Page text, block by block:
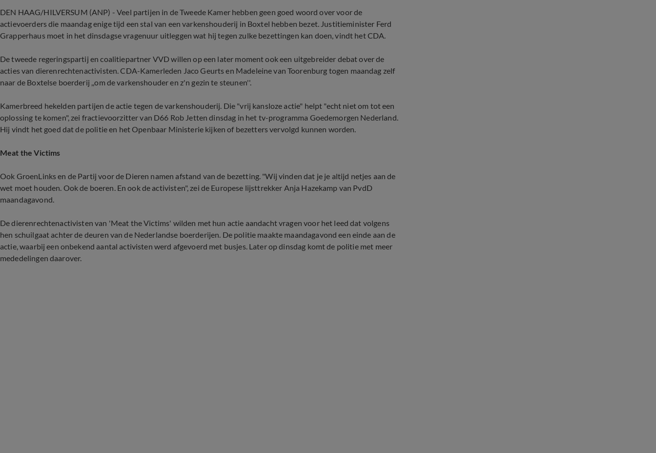
DEN HAAG/HILVERSUM (ANP) - Veel partijen in de Tweede Kamer hebben geen goed woord over voor de
actievoerders die maandag enige tijd een stal van een varkenshouderij in Boxtel hebben bezet. Justitieminister Ferd
Grapperhaus moet in het dinsdagse vragenuur uitleggen wat hij tegen zulke bezettingen kan doen, vindt het CDA.
De tweede regeringspartij en coalitiepartner VVD willen op een later moment ook een uitgebreider debat over de
acties van dierenrechtenactivisten. CDA-Kamerleden Jaco Geurts en Madeleine van Toorenburg togen maandag zelf
naar de Boxtelse boerderij ,,om de varkenshouder en z'n gezin te steunen''.
Kamerbreed hekelden partijen de actie tegen de varkenshouderij. Die "vrij kansloze actie" helpt "echt niet om tot een
oplossing te komen", zei fractievoorzitter van D66 Rob Jetten dinsdag in het tv-programma Goedemorgen Nederland.
Hij vindt het goed dat de politie en het Openbaar Ministerie kijken of bezetters vervolgd kunnen worden.
Meat the Victims
Ook GroenLinks en de Partij voor de Dieren namen afstand van de bezetting. "Wij vinden dat je je altijd netjes aan de
wet moet houden. Ook de boeren. En ook de activisten", zei de Europese lijsttrekker Anja Hazekamp van PvdD
maandagavond.
De dierenrechtenactivisten van 'Meat the Victims' wilden met hun actie aandacht vragen voor het leed dat volgens
hen schuilgaat achter de deuren van de Nederlandse boerderijen. De politie maakte maandagavond een einde aan de
actie, waarbij een onbekend aantal activisten werd afgevoerd met busjes. Later op dinsdag komt de politie met meer
mededelingen daarover.